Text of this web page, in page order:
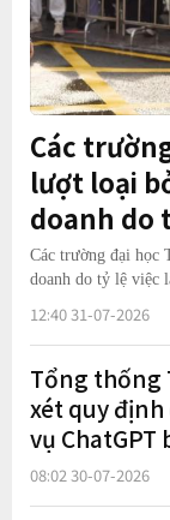
Các
lượt loại
doanh do
Các trường đại học
doanh do tỷ lệ việc
12:40 31-07-2026
Tổng thống
xét quy định
vụ ChatGPT
nhưng sẽ
trì lợi thế
08:02 30-07-2026